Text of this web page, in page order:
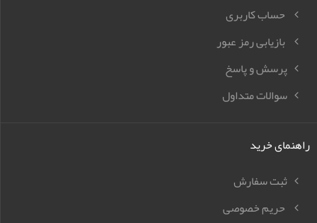
حساب کاربری
بازیابی رمز عبور
پرسش و پاسخ
سوالات متداول
راهنمای خرید
ثبت سفارش
حریم خصوصی